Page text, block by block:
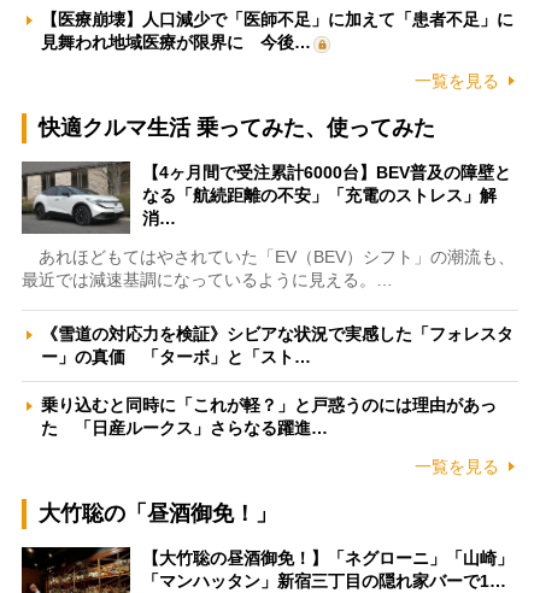
【医療崩壊】人口減少で「医師不足」に加えて「患者不足」に
見舞われ地域医療が限界に 今後…
一覧を見る
快適クルマ生活 乗ってみた、使ってみた
【4ヶ月間で受注累計6000台】BEV普及の障壁と
なる「航続距離の不安」「充電のストレス」解
消…
あれほどもてはやされていた「EV（BEV）シフト」の潮流も、
最近では減速基調になっているように見える。…
《雪道の対応力を検証》シビアな状況で実感した「フォレスタ
ー」の真価 「ターボ」と「スト…
乗り込むと同時に「これが軽？」と戸惑うのには理由があっ
た 「日産ルークス」さらなる躍進…
一覧を見る
大竹聡の「昼酒御免！」
【大竹聡の昼酒御免！】「ネグローニ」「山崎」
「マンハッタン」新宿三丁目の隠れ家バーで1…